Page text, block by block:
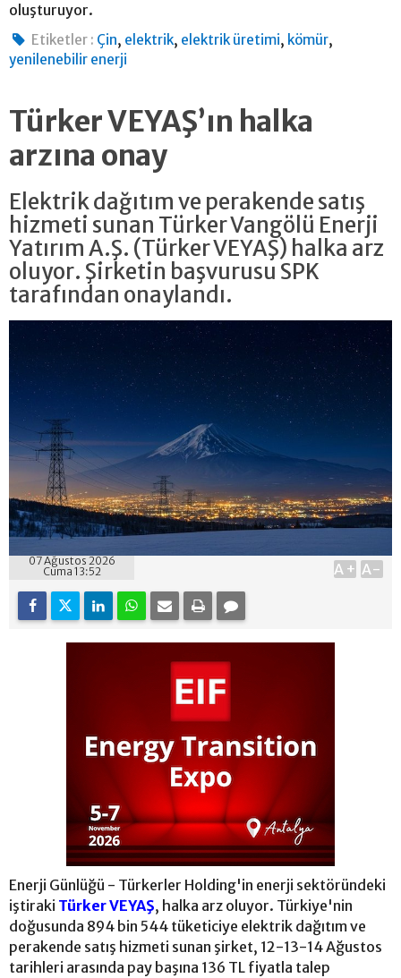
oluşturuyor.
Etiketler : Çin, elektrik, elektrik üretimi, kömür,
yenilenebilir enerji
Türker VEYAŞ’ın halka
arzına onay
Elektrik dağıtım ve perakende satış
hizmeti sunan Türker Vangölü Enerji
Yatırım A.Ş. (Türker VEYAŞ) halka arz
oluyor. Şirketin başvurusu SPK
tarafından onaylandı.
07 Ağustos 2026
Cuma 13:52
A+ A-
Enerji Günlüğü - Türkerler Holding'in enerji sektöründeki
iştiraki Türker VEYAŞ, halka arz oluyor. Türkiye'nin
doğusunda 894 bin 544 tüketiciye elektrik dağıtım ve
perakende satış hizmeti sunan şirket, 12-13-14 Ağustos
tarihleri arasında pay başına 136 TL fiyatla talep